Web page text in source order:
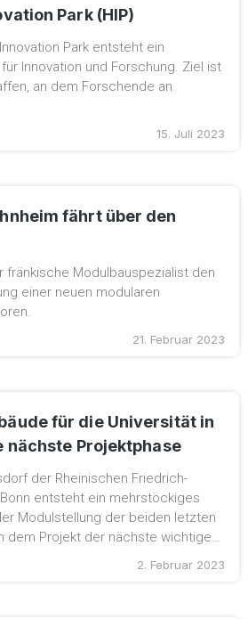
Park (HIP)
15. Juli 2023
Park entsteht ein
Innovation und Forschung. Ziel ist
an dem Forschende an
fährt über den
21. Februar 2023
fränkische Modulbauspezialist den
einer neuen modularen
für die Universität in
nächste Projektphase
2. Februar 2023
der Rheinischen Friedrich-
entsteht ein mehrstöckiges
Modulstellung der beiden letzten
dem Projekt der nächste wichtige…